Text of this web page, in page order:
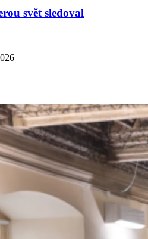
svět sledoval